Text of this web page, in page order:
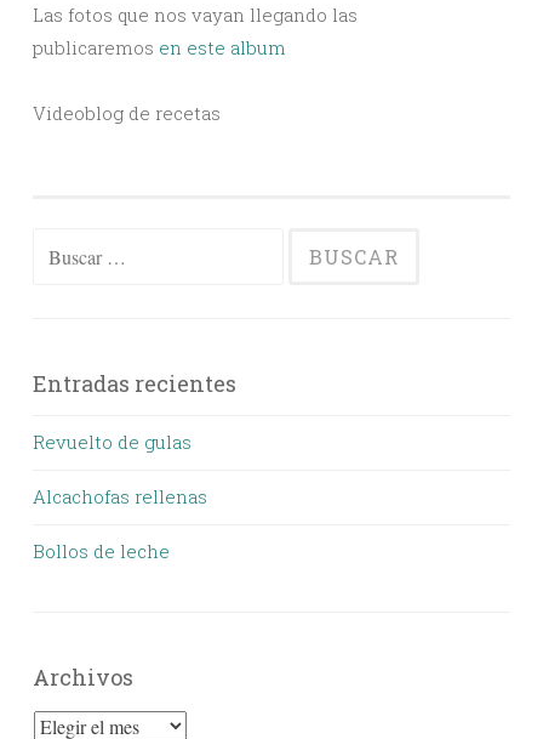
Las fotos que nos vayan llegando las
publicaremos en este album
Videoblog de recetas
Entradas recientes
Revuelto de gulas
Alcachofas rellenas
Bollos de leche
Archivos
Archivos